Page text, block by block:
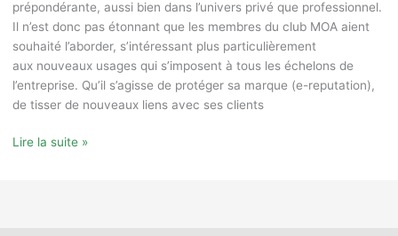
prépondérante, aussi bien dans l’univers privé que professionnel.
Il n’est donc pas étonnant que les membres du club MOA aient
souhaité l’aborder, s’intéressant plus particulièrement
aux nouveaux usages qui s’imposent à tous les échelons de
l’entreprise. Qu’il s’agisse de protéger sa marque (e-reputation),
de tisser de nouveaux liens avec ses clients
Lire la suite »